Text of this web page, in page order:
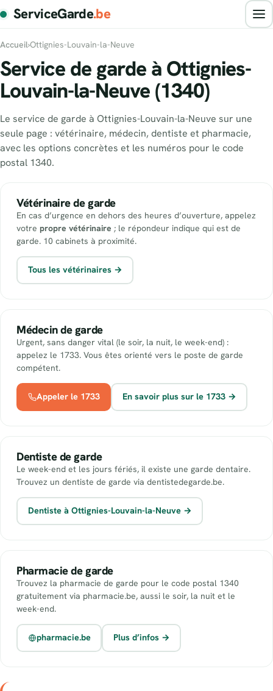
ServiceGarde.be
Accueil›Ottignies-Louvain-la-Neuve
Service de garde à Ottignies-
Louvain-la-Neuve (1340)
Le service de garde à Ottignies-Louvain-la-Neuve sur une
seule page : vétérinaire, médecin, dentiste et pharmacie,
avec les options concrètes et les numéros pour le code
postal 1340.
Vétérinaire de garde
En cas d’urgence en dehors des heures d’ouverture, appelez
votre propre vétérinaire ; le répondeur indique qui est de
garde. 10 cabinets à proximité.
Tous les vétérinaires →
Médecin de garde
Urgent, sans danger vital (le soir, la nuit, le week-end) :
appelez le 1733. Vous êtes orienté vers le poste de garde
compétent.
Appeler le 1733 En savoir plus sur le 1733 →
Dentiste de garde
Le week-end et les jours fériés, il existe une garde dentaire.
Trouvez un dentiste de garde via dentistedegarde.be.
Dentiste à Ottignies-Louvain-la-Neuve →
Pharmacie de garde
Trouvez la pharmacie de garde pour le code postal 1340
gratuitement via pharmacie.be, aussi le soir, la nuit et le
week-end.
pharmacie.be Plus d’infos →